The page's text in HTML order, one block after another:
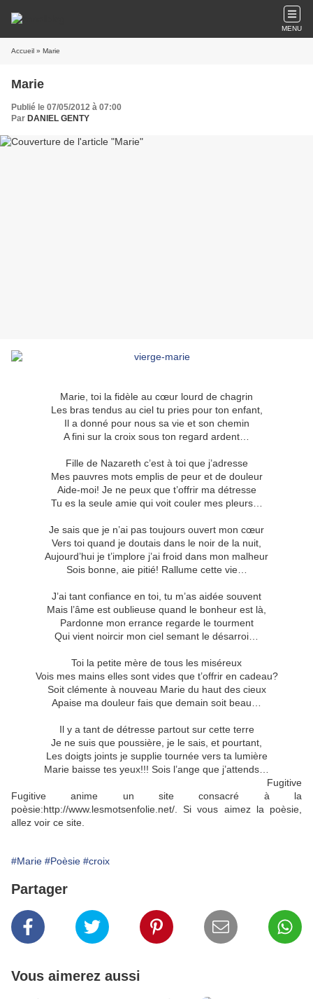
MENU
Accueil » Marie
Marie
Publié le 07/05/2012 à 07:00
Par DANIEL GENTY
Marie, toi la fidèle au cœur lourd de chagrin
Les bras tendus au ciel tu pries pour ton enfant,
Il a donné pour nous sa vie et son chemin
A fini sur la croix sous ton regard ardent…
Fille de Nazareth c’est à toi que j’adresse
Mes pauvres mots emplis de peur et de douleur
Aide-moi! Je ne peux que t’offrir ma détresse
Tu es la seule amie qui voit couler mes pleurs…
Je sais que je n’ai pas toujours ouvert mon cœur
Vers toi quand je doutais dans le noir de la nuit,
Aujourd’hui je t’implore j’ai froid dans mon malheur
Sois bonne, aie pitié! Rallume cette vie…
J’ai tant confiance en toi, tu m’as aidée souvent
Mais l’âme est oublieuse quand le bonheur est là,
Pardonne mon errance regarde le tourment
Qui vient noircir mon ciel semant le désarroi…
Toi la petite mère de tous les miséreux
Vois mes mains elles sont vides que t’offrir en cadeau?
Soit clémente à nouveau Marie du haut des cieux
Apaise ma douleur fais que demain soit beau…
Il y a tant de détresse partout sur cette terre
Je ne suis que poussière, je le sais, et pourtant,
Les doigts joints je supplie tournée vers ta lumière
Marie baisse tes yeux!!! Sois l’ange que j’attends…
Fugitive
Fugitive anime un site consacré à la
poèsie:http://www.lesmotsenfolie.net/. Si vous aimez la poèsie,
allez voir ce site.
#Marie #Poèsie #croix
Partager
Vous aimerez aussi